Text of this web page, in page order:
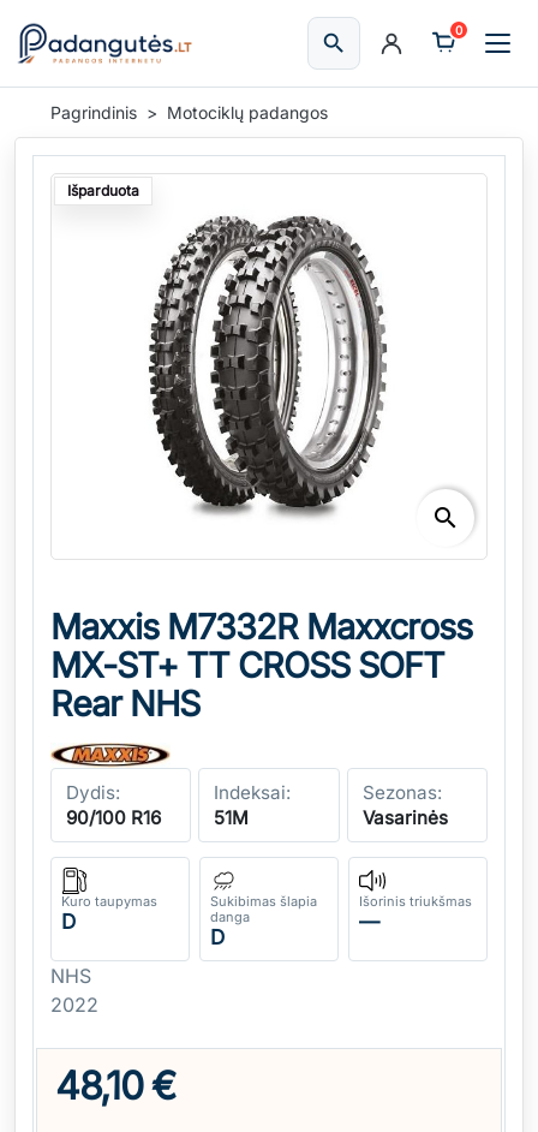
searchIeškoti
0
Pagrindinis Motociklų padangos
Išparduota
search
Maxxis M7332R Maxxcross
MX-ST+ TT CROSS SOFT
Rear NHS
Dydis:
90/100 R16
Indeksai:
51M
Sezonas:
Vasarinės
Kuro taupymas
D
Sukibimas šlapia
danga
D
Išorinis triukšmas
—
NHS
2022
48,10 €